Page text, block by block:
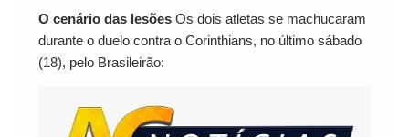
O cenário das lesõesOs dois atletas se machucaram
durante o duelo contra o Corinthians, no último sábado
(18), pelo Brasileirão: